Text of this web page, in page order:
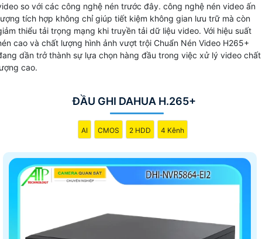
chuẩn nén truyền thống. Đồng thời, chất lượng hình ảnh
giữ nguyên, không bị giảm sút khi nén.
so với các công nghệ nén trước đây. công nghệ nén video ấn
tích hợp không chỉ giúp tiết kiệm không gian lưu trữ mà còn
thiểu tải trọng mạng khi truyền tải dữ liệu video. Với hiệu suất
cao và chất lượng hình ảnh vượt trội Chuẩn Nén Video H265+
dần trở thành sự lựa chọn hàng đầu trong việc xử lý video chất
cao.
ĐẦU GHI DAHUA H.265+
AI CMOS 2 HDD 4 Kênh